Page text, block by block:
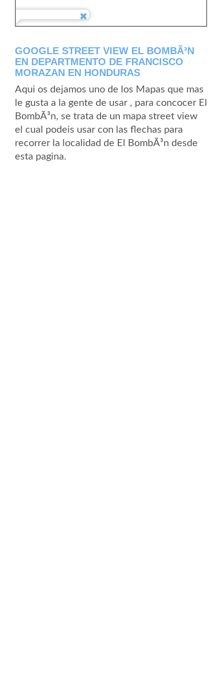
GOOGLE STREET VIEW EL BOMBÃ³N
EN DEPARTMENTO DE FRANCISCO
MORAZAN EN HONDURAS
Aqui os dejamos uno de los Mapas que mas
le gusta a la gente de usar , para concocer El
BombÃ³n, se trata de un mapa street view
el cual podeis usar con las flechas para
recorrer la localidad de El BombÃ³n desde
esta pagina.